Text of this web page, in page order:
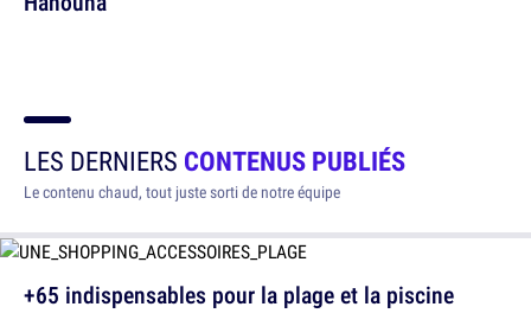
LES DERNIERS CONTENUS PUBLIÉS
Le contenu chaud, tout juste sorti de notre équipe
+65 indispensables pour la plage et la piscine